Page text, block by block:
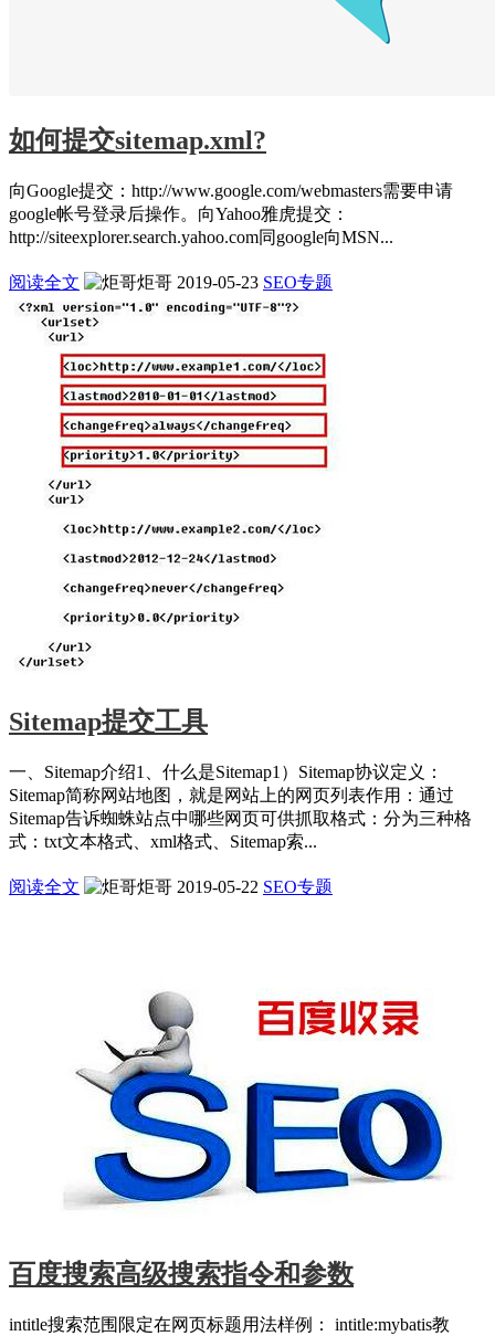
如何提交sitemap.xml?
向Google提交：http://www.google.com/webmasters需要申请
google帐号登录后操作。向Yahoo雅虎提交：
http://siteexplorer.search.yahoo.com同google向MSN...
阅读全文 炬哥 2019-05-23 SEO专题
Sitemap提交工具
一、Sitemap介绍1、什么是Sitemap1）Sitemap协议定义：
Sitemap简称网站地图，就是网站上的网页列表作用：通过
Sitemap告诉蜘蛛站点中哪些网页可供抓取格式：分为三种格
式：txt文本格式、xml格式、Sitemap索...
阅读全文 炬哥 2019-05-22 SEO专题
百度搜索高级搜索指令和参数
intitle搜索范围限定在网页标题用法样例： intitle:mybatis教